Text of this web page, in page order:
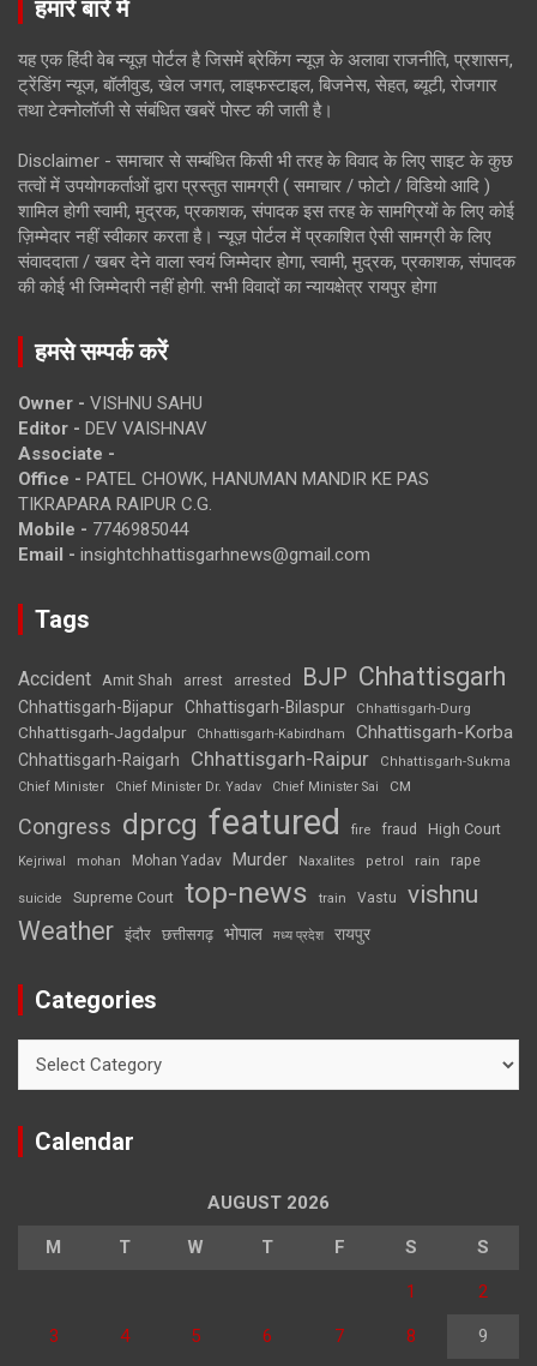
हमारे बारे में
यह एक हिंदी वेब न्यूज़ पोर्टल है जिसमें ब्रेकिंग न्यूज़ के अलावा राजनीति, प्रशासन,
ट्रेंडिंग न्यूज, बॉलीवुड, खेल जगत, लाइफस्टाइल, बिजनेस, सेहत, ब्यूटी, रोजगार
तथा टेक्नोलॉजी से संबंधित खबरें पोस्ट की जाती है।
Disclaimer - समाचार से सम्बंधित किसी भी तरह के विवाद के लिए साइट के कुछ
तत्वों में उपयोगकर्ताओं द्वारा प्रस्तुत सामग्री ( समाचार / फोटो / विडियो आदि )
शामिल होगी स्वामी, मुद्रक, प्रकाशक, संपादक इस तरह के सामग्रियों के लिए कोई
ज़िम्मेदार नहीं स्वीकार करता है। न्यूज़ पोर्टल में प्रकाशित ऐसी सामग्री के लिए
संवाददाता / खबर देने वाला स्वयं जिम्मेदार होगा, स्वामी, मुद्रक, प्रकाशक, संपादक
की कोई भी जिम्मेदारी नहीं होगी. सभी विवादों का न्यायक्षेत्र रायपुर होगा
हमसे सम्पर्क करें
Owner - VISHNU SAHU
Editor - DEV VAISHNAV
Associate -
Office - PATEL CHOWK, HANUMAN MANDIR KE PAS
TIKRAPARA RAIPUR C.G.
Mobile - 7746985044
Email - insightchhattisgarhnews@gmail.com
Tags
Accident Amit Shah arrest arrested BJP Chhattisgarh
Chhattisgarh-Bijapur Chhattisgarh-Bilaspur Chhattisgarh-Durg
Chhattisgarh-Jagdalpur Chhattisgarh-Kabirdham Chhattisgarh-Korba
Chhattisgarh-Raigarh Chhattisgarh-Raipur
Chhattisgarh-Sukma
Chief Minister
Chief Minister Dr. Yadav Chief Minister Sai CM
Congress dprcg featured fire fraud High Court
Kejriwal mohan Mohan Yadav Murder Naxalites petrol rain rape
suicide Supreme Court top-news train Vastu vishnu
Weather इंदौर छत्तीसगढ़ भोपाल मध्य प्रदेश रायपुर
Categories
Calendar
AUGUST 2026
M T W T F S S
1 2
3 4 5 6 7 8 9